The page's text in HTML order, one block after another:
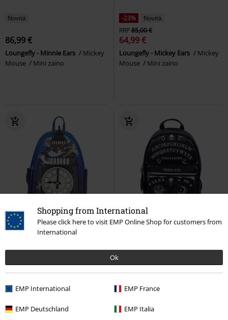
Shopping from International
Please click here to visit EMP Online Shop for customers from
International
Ok
EMP International EMP France
EMP Deutschland EMP Italia
Novità
86,99 €
Loungefly - Minnie Ears
Mickey
Mouse
Mini zaino
-23%
Novità
RRP85,00 €
64,99 €
Loungefly - Mickey Ears
Mickey
Mouse
Mini zaino
Quasi esaurito Novità
91,99 €